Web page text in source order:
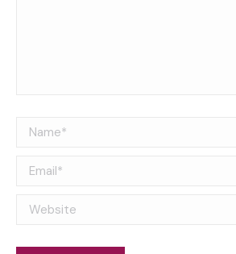
Name *
Email *
Website